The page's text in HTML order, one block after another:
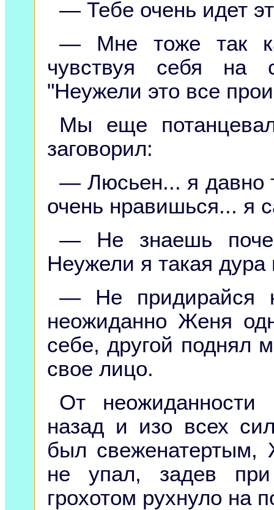
— Тебе очень идет
— Мне тоже так
чувствуя себя на
"Неужели это все
Мы еще
заговорил:
— Люсьен... я давно
очень нравишься... я
— Не знаешь
Неужели я такая дура
— Не придирайся
неожиданно Женя
себе, другой поднял
свое лицо.
От
назад и изо всех
был свеженатертым,
не упал, задев
грохотом рухнуло на